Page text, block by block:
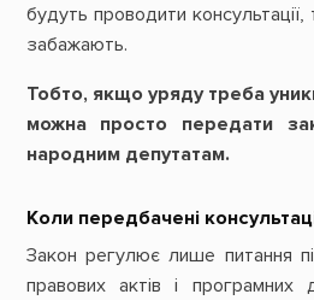
будуть проводити
забажають.
Тобто, якщо уряду треба
можна просто передати
народним депутатам.
Коли передбачені
Закон регулює лише питання
правових актів і програмних